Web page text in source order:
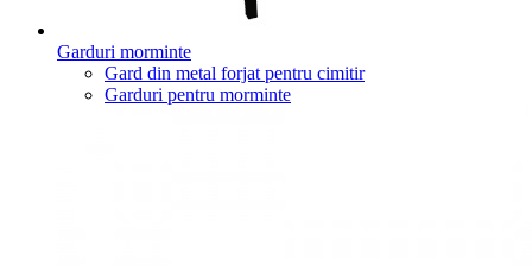
Garduri morminte
Gard din metal forjat pentru cimitir
Garduri pentru morminte